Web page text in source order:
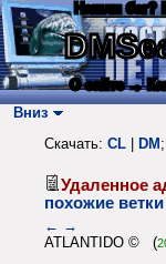
Нашли баг?
О сайте →
Вниз
Скачать: CL DM ;
Удаленное
похожие ветки
← →
ATLANTIDO © (